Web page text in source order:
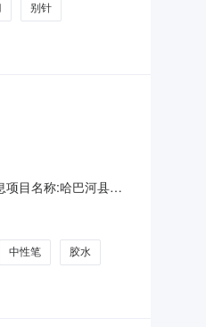
别针
目名称:哈巴河县阿
:哈巴
中性笔 胶水